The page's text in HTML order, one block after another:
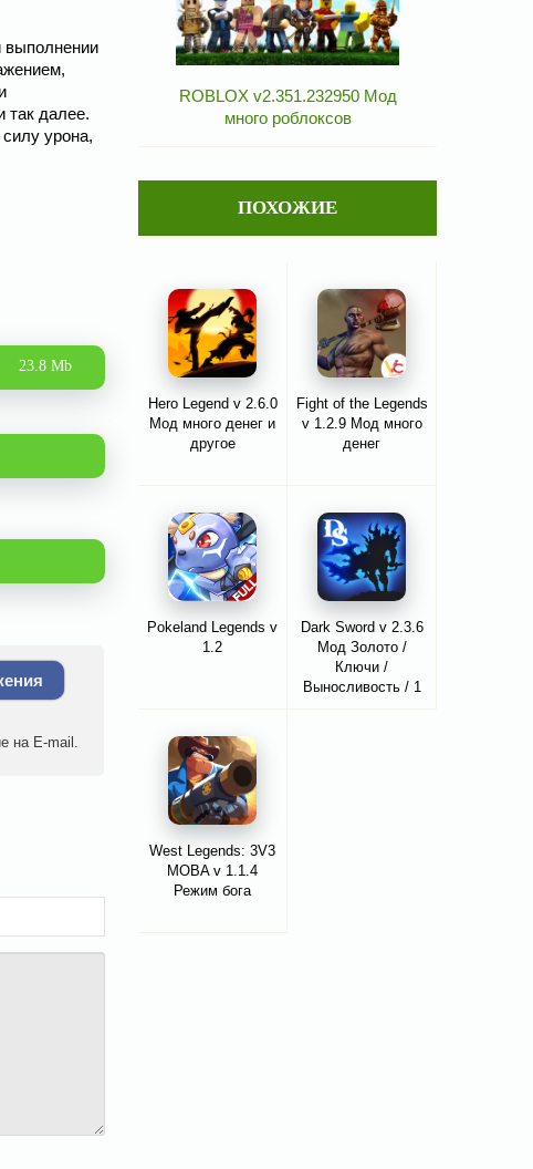
выполнении
так далее.
урона,
23.8 Mb
на E-mail.
ROBLOX v2.351.232950 Мод
много роблоксов
ПОХОЖИЕ
Hero Legend v 2.6.0
Мод много денег и
другое
Fight of the Legends
v 1.2.9 Мод много
денег
Pokeland Legends v
1.2
Dark Sword v 2.3.6
Мод Золото /
Ключи /
Выносливость / 1
West Legends: 3V3
MOBA v 1.1.4
Режим бога